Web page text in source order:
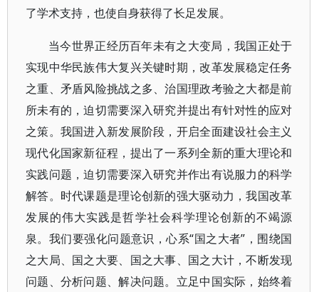
了学术支持，也使自身获得了长足发展。
当今世界正经历百年未有之大变局，我国正处于
实现中华民族伟大复兴关键时期，改革发展稳定任务
之重、矛盾风险挑战之多、治国理政考验之大都是前
所未有的，迫切需要深入研究并提出有针对性的应对
之策。我国进入新发展阶段，开启全面建设社会主义
现代化国家新征程，提出了一系列全新的重大理论和
实践问题，迫切需要深入研究并作出有说服力的科学
解答。时代课题是理论创新的强大驱动力，我国改革
发展的伟大实践是哲学社会科学理论创新的不竭源
泉。我们要强化问题意识，心系“国之大者”，围绕国
之大局、国之大要、国之大事、国之大计，不断发现
问题、分析问题、解决问题。立足中国实际，始终着